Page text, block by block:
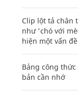
Clip lột tả chân
như 'chó với
hiện một vấn
Bảng công
bản cần nhớ